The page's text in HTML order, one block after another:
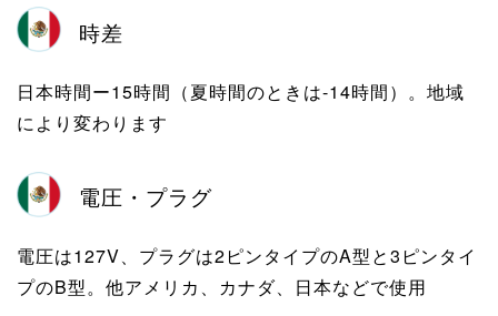
時差
日本時間ー15時間（夏時間のときは-14時間）。地域
により変わります
電圧・プラグ
電圧は127V、プラグは2ピンタイプのA型と3ピンタイ
プのB型。他アメリカ、カナダ、日本などで使用